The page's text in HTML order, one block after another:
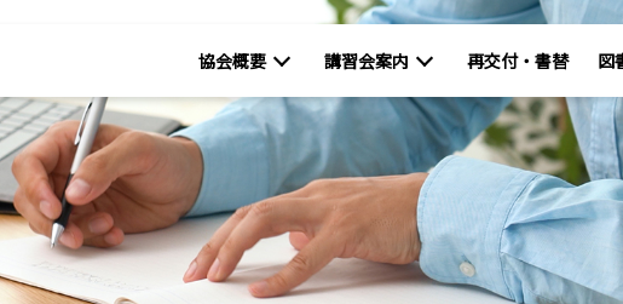
協会概要 講習会案内 再交付・書替 図